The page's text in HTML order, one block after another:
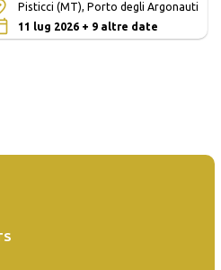
Pisticci (MT), Porto degli Argonauti
11 lug 2026 + 9 altre date